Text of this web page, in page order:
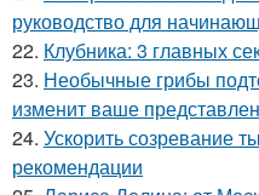
руководство для
22. Клубника: 3 главных
23. Необычные грибы
изменит ваше
24. Ускорить созревание
рекомендации